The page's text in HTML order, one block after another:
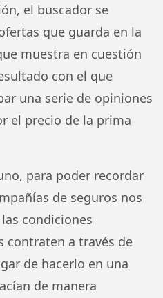
el buscador se
que guarda en la
muestra en cuestión
con el que
una serie de opiniones
el precio de la prima
para poder recordar
de seguros nos
condiciones
contraten a través de
de hacerlo en una
de manera